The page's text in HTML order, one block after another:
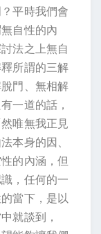
平時我們會
自性的內
法之上無自
所謂的三解
門、無相解
一道的話，
唯無我正見
本身的因、
的內涵，但
，任何的一
當下，是以
就談到，